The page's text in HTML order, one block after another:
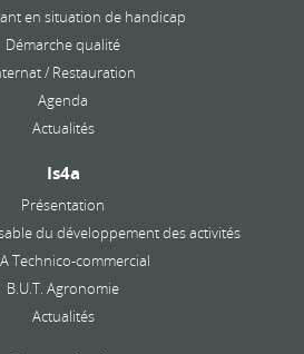
en situation de handicap
Démarche qualité
/ Restauration
Agenda
Actualités
Is4a
Présentation
du développement des activités
Technico-commercial
B.U.T. Agronomie
Actualités